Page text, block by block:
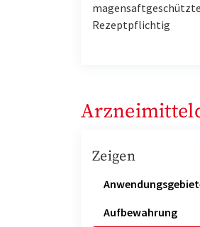
magensaftgeschützte
Rezeptpflichtig
Zeigen
Aufbewahrung